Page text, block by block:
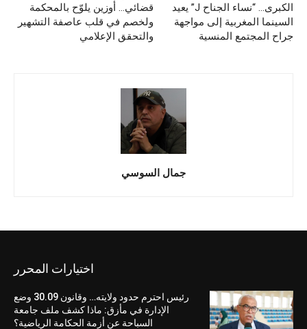
قضائي… أوزين يلوّح بالمحكمة
ولخصم في قلب عاصفة التشهير
والتحقق الإعلامي
الكبرى… “نساء الجناح J” يعيد
السينما المغربية إلى مواجهة
جراح المجتمع المنسية
جمال السوسي
اختيارات المحرر
رئيس احترم حدود ولايته… وقانون 30.09 وضع
الإدارة في مأزق: ماذا كشف ملف جامعة
السباحة عن أزمة الحكامة الرياضية؟